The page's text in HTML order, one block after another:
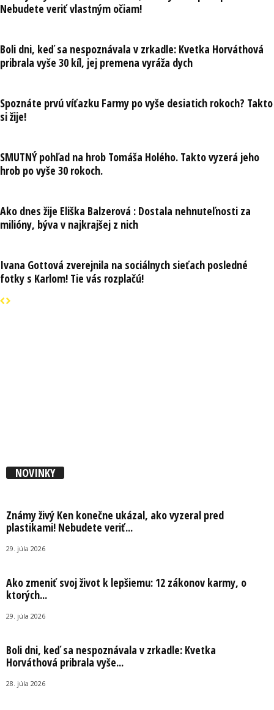
Nebudete veriť vlastným očiam!
Boli dni, keď sa nespoznávala v zrkadle: Kvetka Horváthová
pribrala vyše 30 kíl, jej premena vyráža dych
Spoznáte prvú víťazku Farmy po vyše desiatich rokoch? Takto
si žije!
SMUTNÝ pohľad na hrob Tomáša Holého. Takto vyzerá jeho
hrob po vyše 30 rokoch.
Ako dnes žije Eliška Balzerová : Dostala nehnuteľnosti za
milióny, býva v najkrajšej z nich
Ivana Gottová zverejnila na sociálnych sieťach posledné
fotky s Karlom! Tie vás rozplačú!
NOVINKY
Známy živý Ken konečne ukázal, ako vyzeral pred
plastikami! Nebudete veriť...
29. júla 2026
Ako zmeniť svoj život k lepšiemu: 12 zákonov karmy, o
ktorých...
29. júla 2026
Boli dni, keď sa nespoznávala v zrkadle: Kvetka
Horváthová pribrala vyše...
28. júla 2026